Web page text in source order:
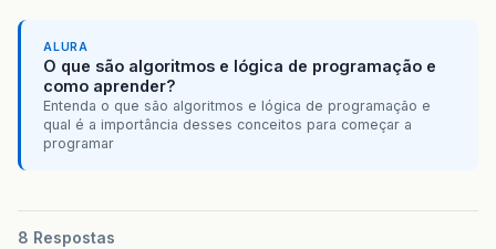
ALURA
O que são algoritmos e lógica de programação e
como aprender?
Entenda o que são algoritmos e lógica de programação e
qual é a importância desses conceitos para começar a
programar
8 Respostas